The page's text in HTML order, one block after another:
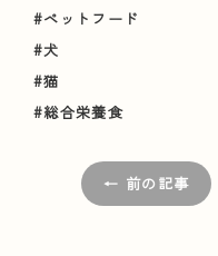
#ペットフード
#犬
#猫
#総合栄養食
← 前の記事